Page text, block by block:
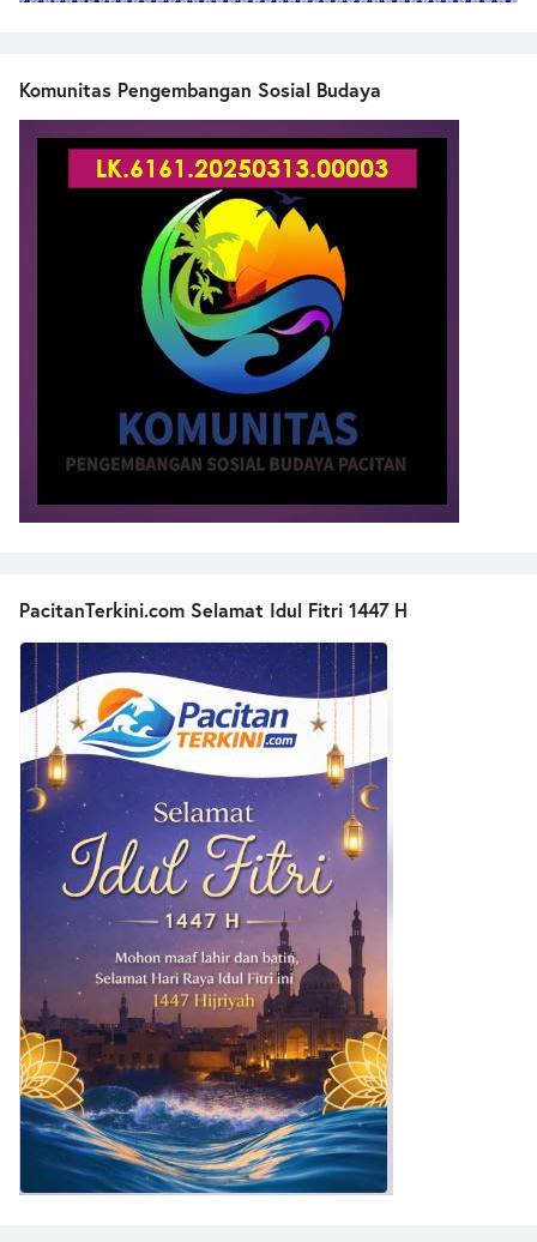
Komunitas Pengembangan Sosial Budaya
PacitanTerkini.com Selamat Idul Fitri 1447 H